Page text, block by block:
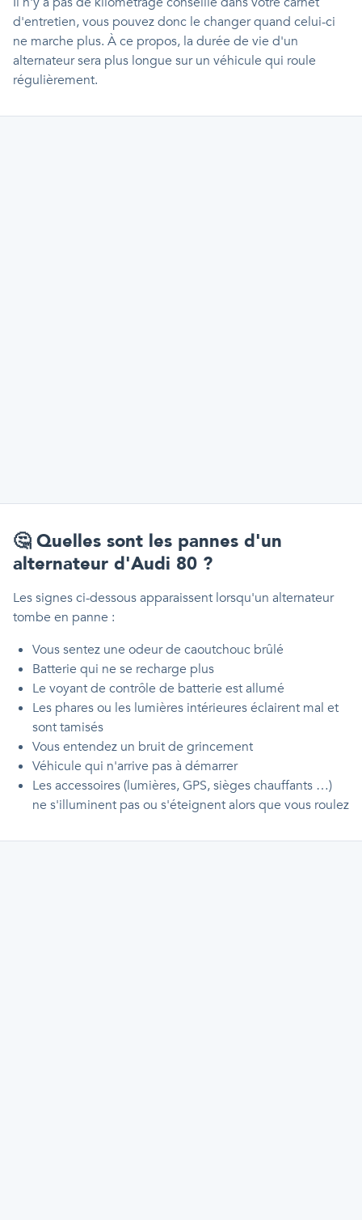
d'entretien, vous pouvez donc le changer quand celui-ci
ne marche plus. À ce propos, la durée de vie d'un
alternateur sera plus longue sur un véhicule qui roule
régulièrement.
🤔 Quelles sont les pannes d'un
alternateur d'Audi 80 ?
Les signes ci-dessous apparaissent lorsqu'un alternateur
tombe en panne :
Vous sentez une odeur de caoutchouc brûlé
Batterie qui ne se recharge plus
Le voyant de contrôle de batterie est allumé
Les phares ou les lumières intérieures éclairent mal et
sont tamisés
Vous entendez un bruit de grincement
Véhicule qui n'arrive pas à démarrer
Les accessoires (lumières, GPS, sièges chauffants …)
ne s'illuminent pas ou s'éteignent alors que vous roulez